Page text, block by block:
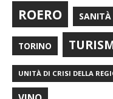
ROERO SANITÀ
TORINO
UNITÀ DI CRISI DELLA